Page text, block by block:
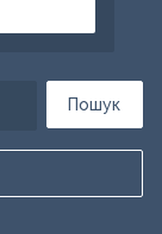
Пошук